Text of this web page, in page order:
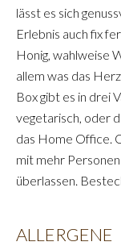
lässt es sich
Erlebnis auch fix
Honig, wahlweise
allem was das
Box gibt es in drei
vegetarisch, oder
das Home Office.
mit mehr
überlassen.
ALLERGENE